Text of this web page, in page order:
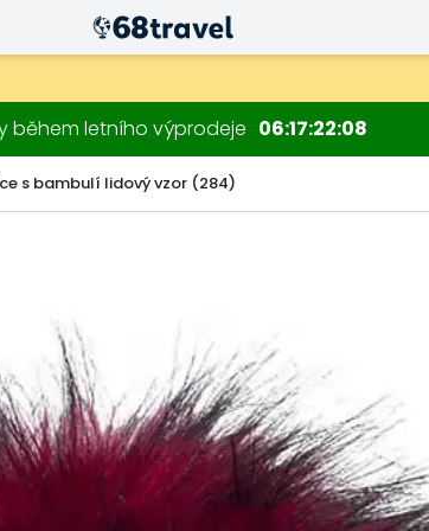
během letního výprodeje 06172206
s bambulí lidový vzor (284)